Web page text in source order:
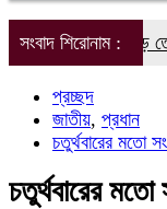
সংবাদ শিরোনাম :
ইউনিয়নে গড়ে তোলা হবে
প্রচ্ছদ
জাতীয়, প্রধান
চতুর্থবারের মতো
চতুর্থবারের